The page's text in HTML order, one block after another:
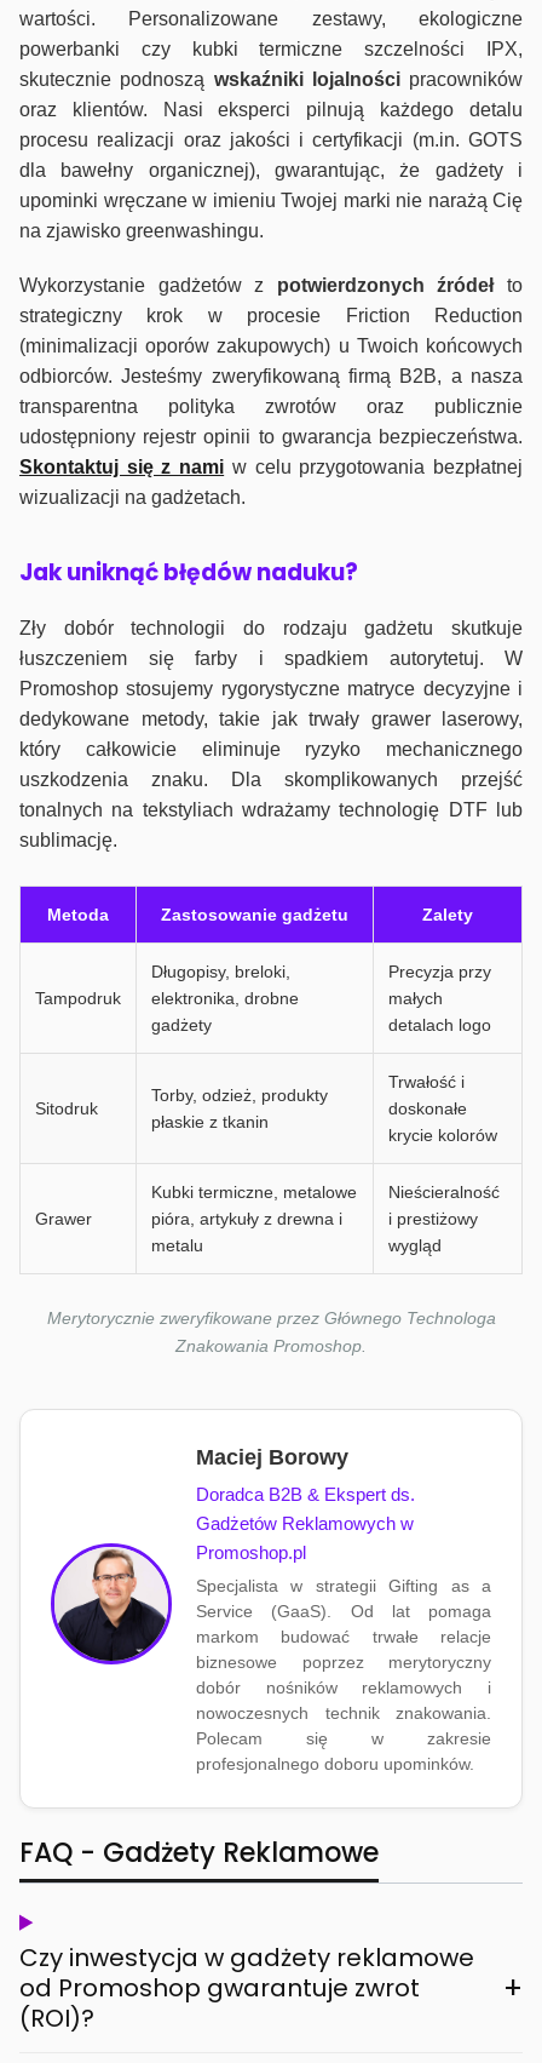
wartości. Personalizowane zestawy, ekologiczne
powerbanki czy kubki termiczne szczelności IPX,
skutecznie podnoszą wskaźniki lojalnościpracowników
oraz klientów. Nasi eksperci pilnują każdego detalu
procesu realizacji oraz jakości i certyfikacji (m.in. GOTS
dla bawełny organicznej), gwarantując, że gadżety i
upominki wręczane w imieniu Twojej marki nie narażą Cię
na zjawisko greenwashingu.
Wykorzystanie gadżetów z potwierdzonych źródełto
strategiczny krok w procesie Friction Reduction
(minimalizacji oporów zakupowych) u Twoich końcowych
odbiorców. Jesteśmy zweryfikowaną firmą B2B, a nasza
transparentna polityka zwrotów oraz publicznie
udostępniony rejestr opinii to gwarancja bezpieczeństwa.
Skontaktuj się z nami w celu przygotowania bezpłatnej
wizualizacji na gadżetach.
Jak uniknąć błędów naduku?
Zły dobór technologii do rodzaju gadżetu skutkuje
łuszczeniem się farby i spadkiem autorytetuj. W
Promoshop stosujemy rygorystyczne matryce decyzyjne i
dedykowane metody, takie jak trwały grawer laserowy,
który całkowicie eliminuje ryzyko mechanicznego
uszkodzenia znaku. Dla skomplikowanych przejść
tonalnych na tekstyliach wdrażamy technologię DTF lub
sublimację.
Metoda Zastosowanie gadżetu Zalety
Tampodruk
Długopisy, breloki,
elektronika, drobne
gadżety
Precyzja przy
małych
detalach logo
Sitodruk
Torby, odzież, produkty
płaskie z tkanin
Trwałość i
doskonałe
krycie kolorów
Grawer
Kubki termiczne, metalowe
pióra, artykuły z drewna i
metalu
Nieścieralność
i prestiżowy
wygląd
Merytorycznie zweryfikowane przez Głównego Technologa
Znakowania Promoshop.
Maciej Borowy
Doradca B2B & Ekspert ds.
Gadżetów Reklamowych w
Promoshop.pl
Specjalista w strategii Gifting as a
Service (GaaS). Od lat pomaga
markom budować trwałe relacje
biznesowe poprzez merytoryczny
dobór nośników reklamowych i
nowoczesnych technik znakowania.
Polecam się w zakresie
profesjonalnego doboru upominków.
FAQ - Gadżety Reklamowe
Czy inwestycja w gadżety reklamowe
od Promoshop gwarantuje zwrot
(ROI)?
+